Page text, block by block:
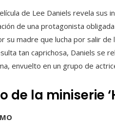
de Lee Daniels revela
de una protagonista
su madre que lucha por salir de
tan caprichosa, Daniels se
envuelto en un grupo de
de la miniserie